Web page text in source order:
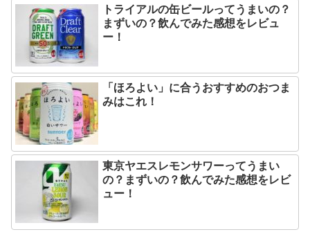
トライアルの缶ビールってうまいの？
まずいの？飲んでみた感想をレビュ
ー！
「ほろよい」に合うおすすめのおつま
みはこれ！
東京ヤエスレモンサワーってうまい
の？まずいの？飲んでみた感想をレビ
ュー！